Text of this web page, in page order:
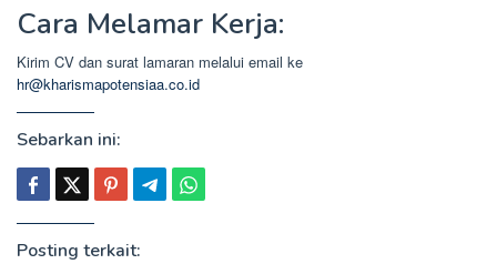
Cara Melamar Kerja:
Kirim CV dan surat lamaran melalui email ke
hr@kharismapotensiaa.co.id
Sebarkan ini:
Posting terkait: